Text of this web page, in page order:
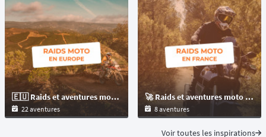
🇪🇺 Raids et aventures moto offroad en Europe pour les motos : trails et maxitrails !
22 aventures
🚀 Raids et aventures moto offroad en France pour les motos trails et maxitrails !
8 aventures
Voir toutes les inspirations